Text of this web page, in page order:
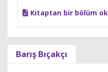
Kitaptan bir bölüm
Barış Bıçakçı